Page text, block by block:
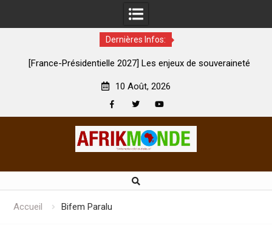
Dernières Infos:
[France-Présidentielle 2027] Les enjeux de souveraineté
10 Août, 2026
Accueil Bifem Paralu